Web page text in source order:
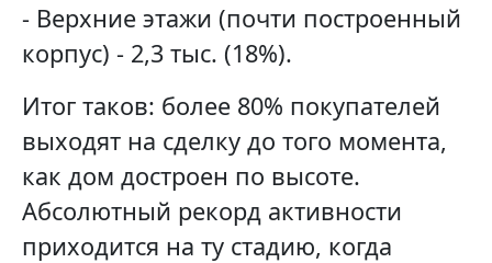
- Верхние этажи (почти построенный
корпус) - 2,3 тыс. (18%).
Итог таков: более 80% покупателей
выходят на сделку до того момента,
как дом достроен по высоте.
Абсолютный рекорд активности
приходится на ту стадию, когда